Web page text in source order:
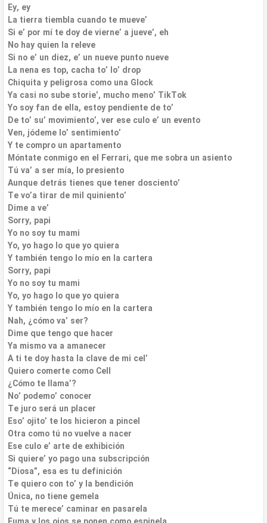
Ey, ey
La tierra tiembla cuando te mueve’
Si e’ por mí te doy de vierne’ a jueve’, eh
No hay quien la releve
Si no e’ un diez, e’ un nueve punto nueve
La nena es top, cacha to’ lo’ drop
Chiquita y peligrosa como una Glock
Ya casi no sube storie’, mucho meno’ TikTok
Yo soy fan de ella, estoy pendiente de to’
De to’ su’ movimiento’, ver ese culo e’ un evento
Ven, jódeme lo’ sentimiento’
Y te compro un apartamento
Móntate conmigo en el Ferrari, que me sobra un asiento
Tú va’ a ser mía, lo presiento
Aunque detrás tienes que tener dosciento’
Te vo’a tirar de mil quiniento’
Dime a ve’
Sorry, papi
Yo no soy tu mami
Yo, yo hago lo que yo quiera
Y también tengo lo mío en la cartera
Sorry, papi
Yo no soy tu mami
Yo, yo hago lo que yo quiera
Y también tengo lo mío en la cartera
Nah, ¿cómo va’ ser?
Dime que tengo que hacer
Ya mismo va a amanecer
A ti te doy hasta la clave de mi cel’
Quiero comerte como Cell
¿Cómo te llama’?
No’ podemo’ conocer
Te juro será un placer
Eso’ ojito’ te los hicieron a pincel
Otra como tú no vuelve a nacer
Ese culo e’ arte de exhibición
Si quiere’ yo pago una subscripción
“Diosa”, esa es tu definición
Te quiero con to’ y la bendición
Única, no tiene gemela
Tú te merece’ caminar en pasarela